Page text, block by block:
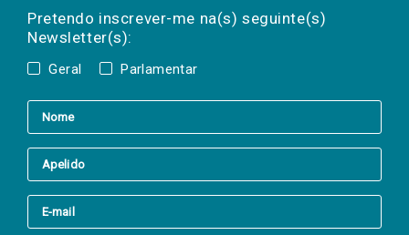
Pretendo inscrever-me na(s) seguinte(s)
Newsletter(s):
Geral Parlamentar
a(s) newsletter(s).
mail